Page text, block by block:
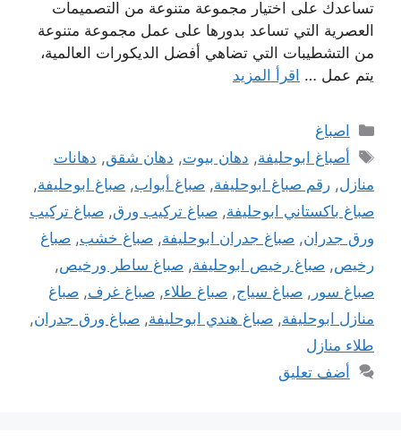
تساعدك على اختيار مجموعة متنوعة من التصميمات
العصرية التي تساعد بدورها على عمل مجموعة متنوعة
من التشطيبات التي تضاهي أفضل الديكورات العالمية،
يتم عمل … اقرأ المزيد
التصنيفات
اصباغ
الوسوم
أصباغ ابوحليفة, دهان بيوت, دهان شقق, دهانات
منازل, رقم صباغ ابوحليفة, صباغ أبواب, صباغ ابوحليفة,
صباغ باكستاني ابوحليفة, صباغ تركيب ورق, صباغ تركيب
ورق جدران, صباغ جدران ابوحليفة, صباغ خشب, صباغ
رخيص, صباغ رخيص ابوحليفة, صباغ ساطر ورخيص,
صباغ سور , صباغ سياج, صباغ طلاء, صباغ غرف, صباغ
منازل ابوحليفة, صباغ هندي ابوحليفة, صباغ ورق جدران,
طلاء منازل
أضف تعليق